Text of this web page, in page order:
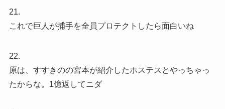
21.
これで巨人が捕手を全員プロテクトしたら面白いね
22.
原は、すすきのの宮本が紹介したホステスとやっちゃっ
たからな。1億返してニダ